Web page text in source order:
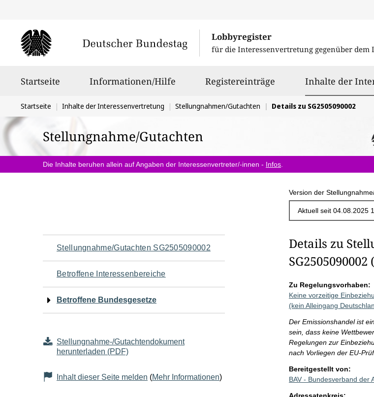
Lobbyregister
für die Interessenvertretung gegenüber dem
Startseite Informationen/Hilfe Registereinträge Inhalte der
Sie
befinden
sich
hier:
Startseite Inhalte der Interessenvertretung Stellungnahmen/Gutachten Details zu SG2505090002
Stellungnahme/Gutachten
Die Inhalte beruhen allein auf Angaben der Interessenvertreter/-innen - Infos
Version der
Navigation
für
den
Seiteninhalt
Stellungnahme/Gutachten SG2505090002
Betroffene Interessenbereiche
Betroffene Bundesgesetze
Stellungnahme-/Gutachtendokument
herunterladen (PDF)
Inhalt dieser Seite melden (Mehr Informationen)
Details zu
SG2505090002 (
Zu Regelungsvorhaben:
Keine vorzeitige
(kein Alleingang
Der Emissionshandel ist
sein, dass keine
Regelungen zur
nach Vorliegen der EU-
Bereitgestellt von:
BAV - Bundesverband der